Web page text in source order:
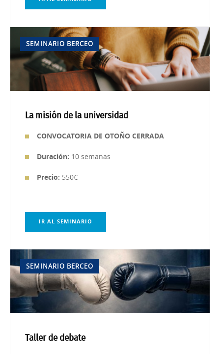
SEMINARIO BERCEO
La misión de la universidad
CONVOCATORIA DE OTOÑO CERRADA
Duración: 10 semanas
Precio: 550€
IR AL SEMINARIO
SEMINARIO BERCEO
Taller de debate